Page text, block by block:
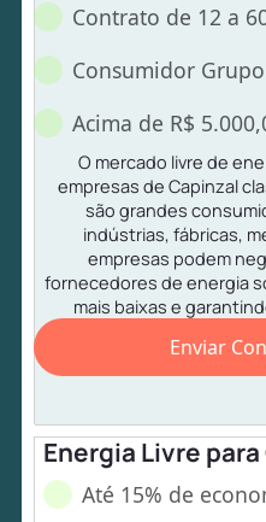
Contrato de 12 a
Consumidor
Acima de R$
O mercado livre de
empresas de Capinzal
são grandes
indústrias, fábricas,
empresas podem
fornecedores de energia
mais baixas e
Enviar
Energia Livre para
Até 15% de